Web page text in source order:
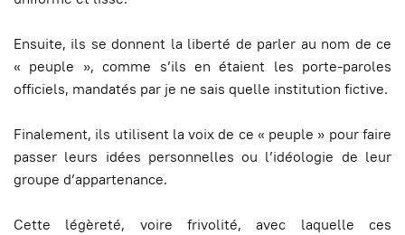
Ensuite, ils se donnent la liberté de parler au nom de ce
« peuple », comme s’ils en étaient les porte-paroles
officiels, mandatés par je ne sais quelle institution fictive.
Finalement, ils utilisent la voix de ce « peuple » pour faire
passer leurs idées personnelles ou l’idéologie de leur
groupe d’appartenance.
Cette légèreté, voire frivolité, avec laquelle ces